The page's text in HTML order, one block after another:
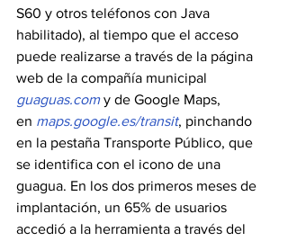
S60 y otros teléfonos con Java
habilitado), al tiempo que el acceso
puede realizarse a través de la página
web de la compañía municipal
guaguas.com y de Google Maps,
en maps.google.es/transit, pinchando
en la pestaña Transporte Público, que
se identifica con el icono de una
guagua. En los dos primeros meses de
implantación, un 65% de usuarios
accedió a la herramienta a través del